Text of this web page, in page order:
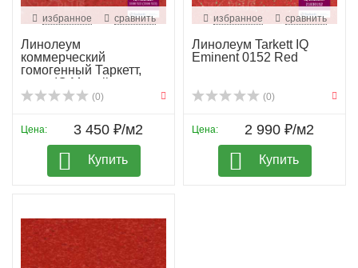
избранное сравнить
Линолеум
коммерческий
гомогенный Таркетт,
колл. IQ Megali...
(0)
Цена: 3 450 ₽/м2
Купить
избранное сравнить
Линолеум Tarkett IQ
Eminent 0152 Red
(0)
Цена: 2 990 ₽/м2
Купить